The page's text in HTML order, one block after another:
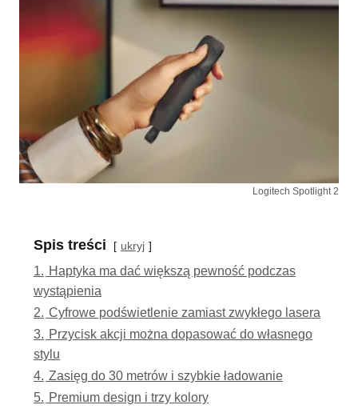
Logitech Spotlight 2
Spis treści ukryj
1.
Haptyka ma dać większą pewność podczas
wystąpienia
2.
Cyfrowe podświetlenie zamiast zwykłego lasera
3.
Przycisk akcji można dopasować do własnego
stylu
4.
Zasięg do 30 metrów i szybkie ładowanie
5.
Premium design i trzy kolory